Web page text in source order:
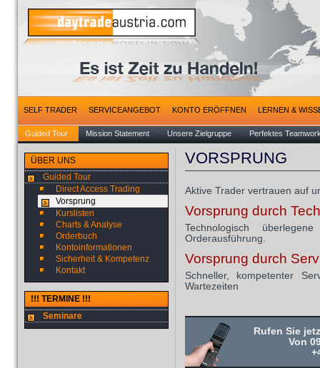
SELF TRADER SERVICEANGEBOT KONTO ERÖFFNEN LERNEN &
Guided Tour Mission Statement Unsere Zielgruppe Perfektes
ÜBER UNS
Guided Tour
Direct Access Trading
Vorsprung
Kurslisten
Charts & Analyse
Orderbuch
Kontoinformationen
Sicherheit & Kompetenz
Kontakt
!!! TERMINE !!!
Seminare
VORSPRUNG
Aktive Trader vertrauen auf
Vorsprung durch
Technologisch
Orderausführung.
Vorsprung durch
Schneller, kompetenter
Wartezeiten
Rufen Sie
Von